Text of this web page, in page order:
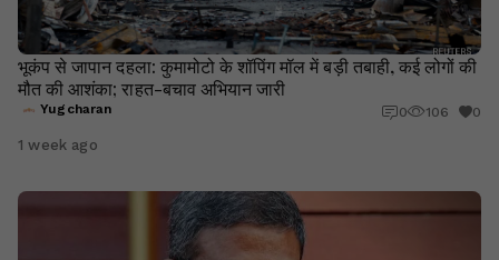
भूकंप से जापान दहला: कुमामोटो के शॉपिंग मॉल में बड़ी तबाही, कई लोगों की
मौत की आशंका; राहत-बचाव अभियान जारी
Yugcharan 0 106 0
1 week ago